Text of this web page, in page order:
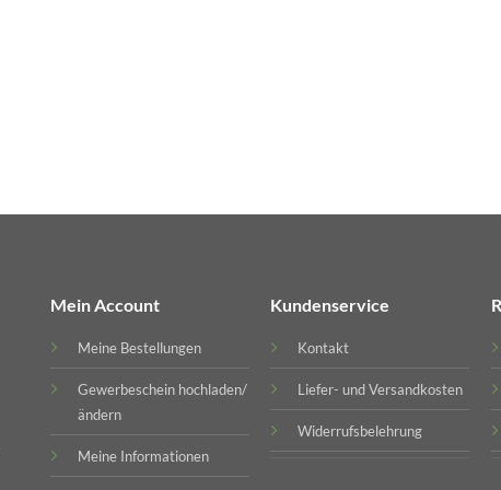
Mein Account
Meine Bestellungen
Gewerbeschein hochladen/
ändern
Meine Informationen
Kundenservice
Kontakt
Liefer- und Versandkosten
Widerrufsbelehrung